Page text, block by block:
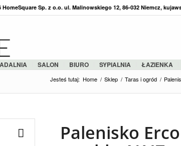
Sp. z o.o. ul. Malinowskiego 12, 86-032 Niemcz,
SALON BIURO SYPIALNIA ŁAZIENKA
Jesteś tutaj: Home / Sklep / Taras i ogród /
Palenisko